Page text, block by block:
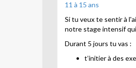
11 à 15 ans
Si tu veux te sentir à
notre stage intensif
Durant 5 jours tu vas :
t’initier à des